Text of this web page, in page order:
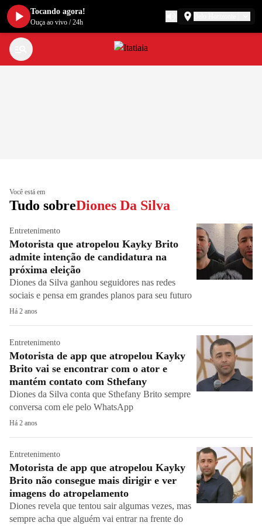
Você está em
Tudo sobreDiones Da Silva
Entretenimento
Motorista que atropelou Kayky Brito
admite intenção de candidatura na
próxima eleição
Diones da Silva ganhou seguidores nas redes
sociais e pensa em grandes planos para seu futuro
Há 2 anos
Entretenimento
Motorista de app que atropelou Kayky
Brito vai se encontrar com o ator e
mantém contato com Sthefany
Diones da Silva conta que Sthefany Brito sempre
conversa com ele pelo WhatsApp
Há 2 anos
Entretenimento
Motorista de app que atropelou Kayky
Brito não consegue mais dirigir e ver
imagens do atropelamento
Diones revela que tentou sair algumas vezes, mas
sempre acha que alguém vai entrar na frente do
Tocando agora!
Ouça ao vivo /24h